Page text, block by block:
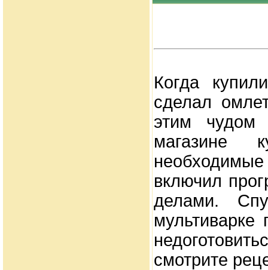
Когда
сделал
этим чудом
магазине
включил
делами.
смотрите